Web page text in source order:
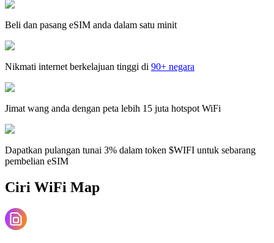
Beli dan pasang eSIM anda dalam satu minit
Nikmati internet berkelajuan tinggi di 90+ negara
Jimat wang anda dengan peta lebih 15 juta hotspot WiFi
Dapatkan pulangan tunai 3% dalam token $WIFI untuk sebarang
pembelian eSIM
Ciri WiFi Map